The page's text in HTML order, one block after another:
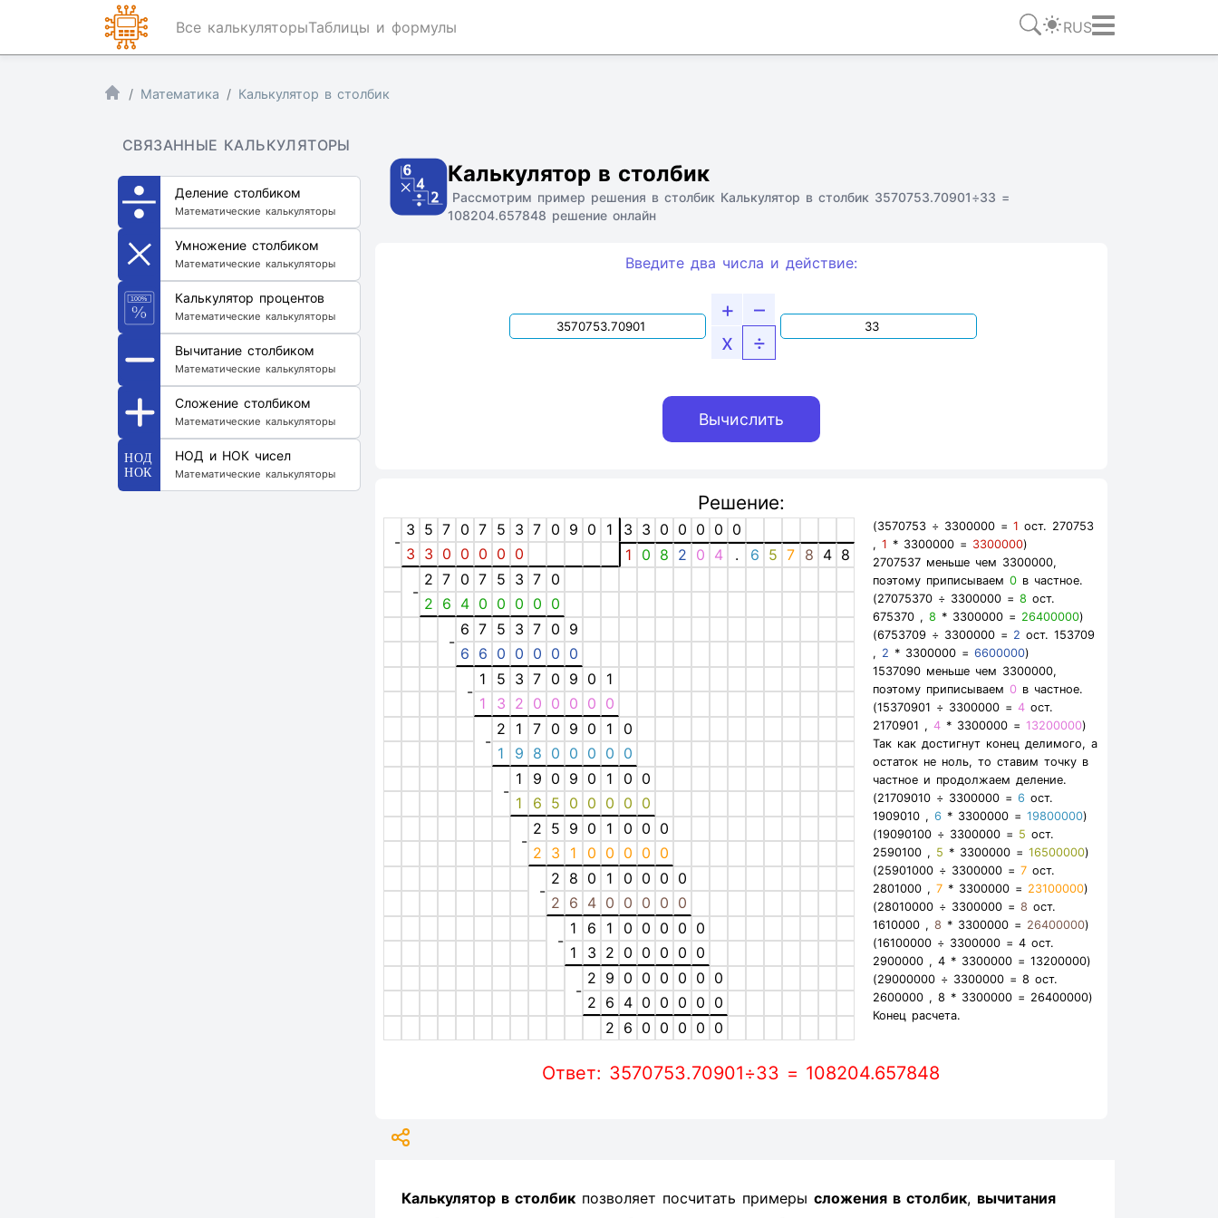
Все калькуляторыТаблицы и формулы RUS
Математика Калькулятор в столбик
СВЯЗАННЫЕ КАЛЬКУЛЯТОРЫ
Деление столбиком
Математические калькуляторы
Умножение столбиком
Математические калькуляторы
Калькулятор процентов
Математические калькуляторы
Вычитание столбиком
Математические калькуляторы
Сложение столбиком
Математические калькуляторы
НОД и НОК чисел
Математические калькуляторы
Калькулятор в столбик
Рассмотрим пример решения в столбик Калькулятор в столбик 3570753.70901÷33 =
108204.657848 решение онлайн
Введите два числа и действие:
+
–
x
÷
Решение:
-
3 5 7 0 7 5 3 7 0 9 0 1 3 3 0 0 0 0 0
3 3 0 0 0 0 0 1 0 8 2 0 4 . 6 5 7 8 4 8
-
2 7 0 7 5 3 7 0
2 6 4 0 0 0 0 0
-
6 7 5 3 7 0 9
6 6 0 0 0 0 0
-
1 5 3 7 0 9 0
1
1
3 2 0 0 0 0 0
-
2 1 7 0 9 0 1
0
1
9 8 0 0 0 0 0
-
1 9 0 9 0 1 0 0
1
6 5 0 0 0 0 0
-
2 5 9 0 1 0 0 0
2 3 1 0 0 0 0 0
-
2 8 0 1 0 0 0 0
2 6 4 0 0 0 0 0
-
1 6 1 0 0 0 0 0
1
3 2 0 0 0 0 0
-
2 9 0 0 0 0 0 0
2 6 4 0 0 0 0 0
2 6 0 0 0 0 0
(3570753 ÷ 3300000 = 1 ост. 270753
, 1 * 3300000 = 3300000)
2707537 меньше чем 3300000,
поэтому приписываем 0в частное.
(27075370 ÷ 3300000 = 8 ост.
675370 , 8 * 3300000 = 26400000)
(6753709 ÷ 3300000 = 2 ост. 153709
, 2 * 3300000 = 6600000)
1537090 меньше чем 3300000,
поэтому приписываем 0в частное.
(15370901 ÷ 3300000 = 4ост.
2170901 , 4* 3300000 = 13200000)
Так как достигнут конец делимого, а
остаток не ноль, то ставим точку в
частное и продолжаем деление.
(21709010 ÷ 3300000 = 6 ост.
1909010 , 6 * 3300000 = 19800000)
(19090100 ÷ 3300000 = 5 ост.
2590100 , 5 * 3300000 = 16500000)
(25901000 ÷ 3300000 = 7ост.
2801000 , 7* 3300000 = 23100000)
(28010000 ÷ 3300000 = 8 ост.
1610000 , 8 * 3300000 = 26400000)
(16100000 ÷ 3300000 = 4ост.
2900000 , 4* 3300000 = 13200000)
(29000000 ÷ 3300000 = 8 ост.
2600000 , 8 * 3300000 = 26400000)
Конец расчета.
Ответ: 3570753.70901÷33 = 108204.657848
Калькулятор в столбик позволяет посчитать примеры сложения в столбик, вычитания